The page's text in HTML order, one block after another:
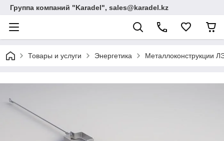
Группа компаний "Karadel", sales@karadel.kz
Товары и услуги Энергетика Металлоконструкции